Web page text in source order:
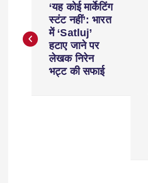
‘यह कोई मार्केटिंग
स्टंट नहीं’: भारत
में ‘Satluj’
हटाए जाने पर
लेखक निरेन
भट्ट की सफाई